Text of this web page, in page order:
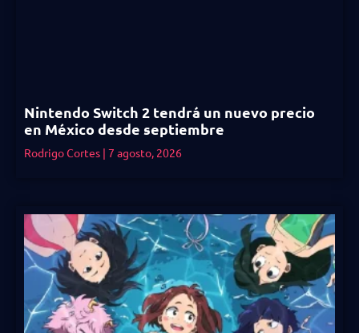
Nintendo Switch 2 tendrá un nuevo precio
en México desde septiembre
Rodrigo Cortes 7 agosto, 2026